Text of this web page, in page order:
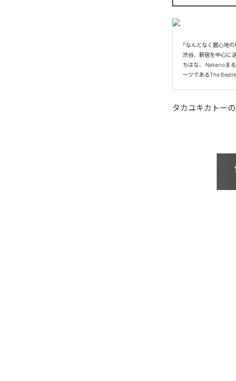
「なんとなく居心地
渋谷、新宿を中心に
ちはな、 Nakanoま
ーツであるThe
タカユキカトー